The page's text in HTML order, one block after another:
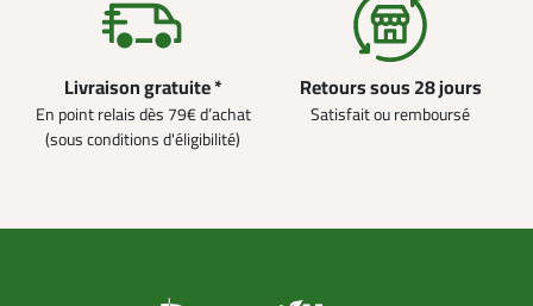
Livraison gratuite *
En point relais dès 79€ d’achat
(sous conditions d'éligibilité)
Retours sous 28 jours
Satisfait ou remboursé